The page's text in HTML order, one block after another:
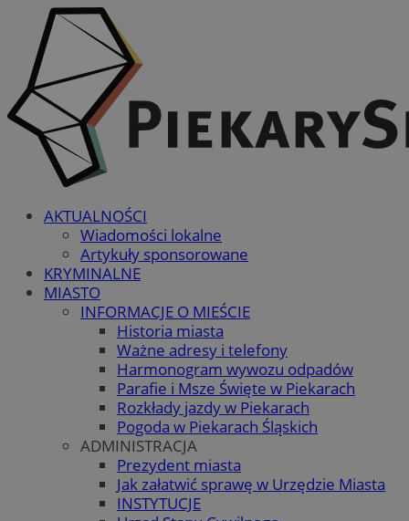
AKTUALNOŚCI
Wiadomości lokalne
Artykuły sponsorowane
KRYMINALNE
MIASTO
INFORMACJE O MIEŚCIE
Historia miasta
Ważne adresy i telefony
Harmonogram wywozu odpadów
Parafie i Msze Święte w Piekarach
Rozkłady jazdy w Piekarach
Pogoda w Piekarach Śląskich
ADMINISTRACJA
Prezydent miasta
Jak załatwić sprawę w Urzędzie Miasta
INSTYTUCJE